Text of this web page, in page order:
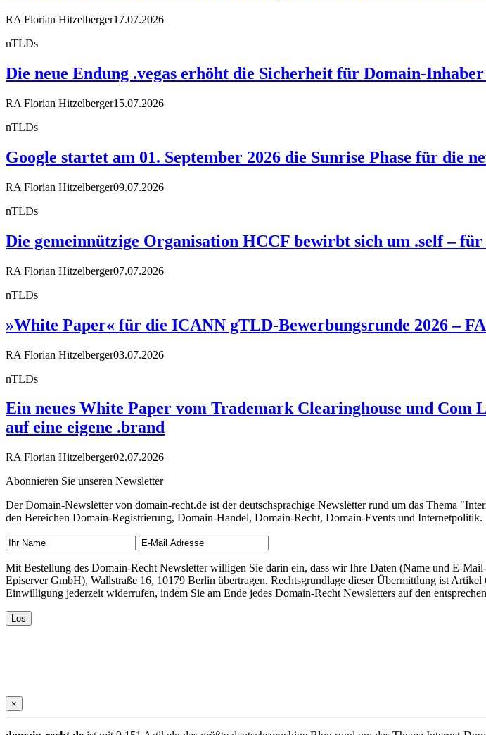
RA Florian Hitzelberger17.07.2026
nTLDs
Die neue Endung .vegas erhöht die Sicherheit für Domain-
RA Florian Hitzelberger15.07.2026
nTLDs
Google startet am 01. September 2026 die Sunrise Phase für die
RA Florian Hitzelberger09.07.2026
nTLDs
Die gemeinnützige Organisation HCCF bewirbt sich um .self –
RA Florian Hitzelberger07.07.2026
nTLDs
»White Paper« für die ICANN gTLD-Bewerbungsrunde 2026 –
RA Florian Hitzelberger03.07.2026
nTLDs
Ein neues White Paper vom Trademark Clearinghouse und
auf eine eigene .brand
RA Florian Hitzelberger02.07.2026
Abonnieren Sie unseren Newsletter
Der Domain-Newsletter von domain-recht.de ist der deutschsprachige Newsletter rund um das Thema
den Bereichen Domain-Registrierung, Domain-Handel, Domain-Recht, Domain-Events und Internetpolitik.
Mit Bestellung des Domain-Recht Newsletter willigen Sie darin ein, dass wir Ihre Daten (Name und E-
Episerver GmbH), Wallstraße 16, 10179 Berlin übertragen. Rechtsgrundlage dieser Übermittlung ist
Einwilligung jederzeit widerrufen, indem Sie am Ende jedes Domain-Recht Newsletters auf den
×